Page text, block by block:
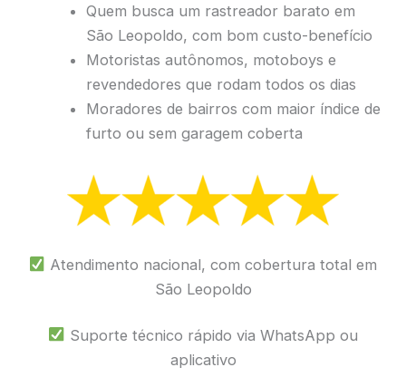
Quem busca um rastreador barato em
São Leopoldo, com bom custo-benefício
Motoristas autônomos, motoboys e
revendedores que rodam todos os dias
Moradores de bairros com maior índice de
furto ou sem garagem coberta
Atendimento nacional, com cobertura total em
São Leopoldo
Suporte técnico rápido via WhatsApp ou
aplicativo